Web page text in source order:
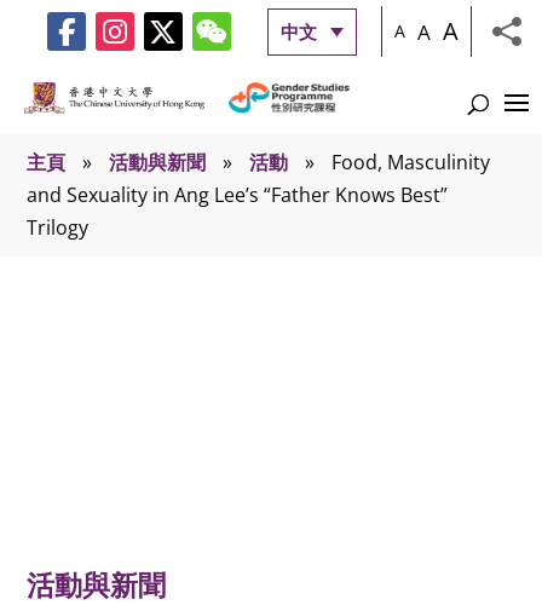
中文 A A A
主頁 » 活動與新聞 » 活動 »
Food, Masculinity
and Sexuality in Ang Lee’s “Father Knows Best”
Trilogy
活動與新聞